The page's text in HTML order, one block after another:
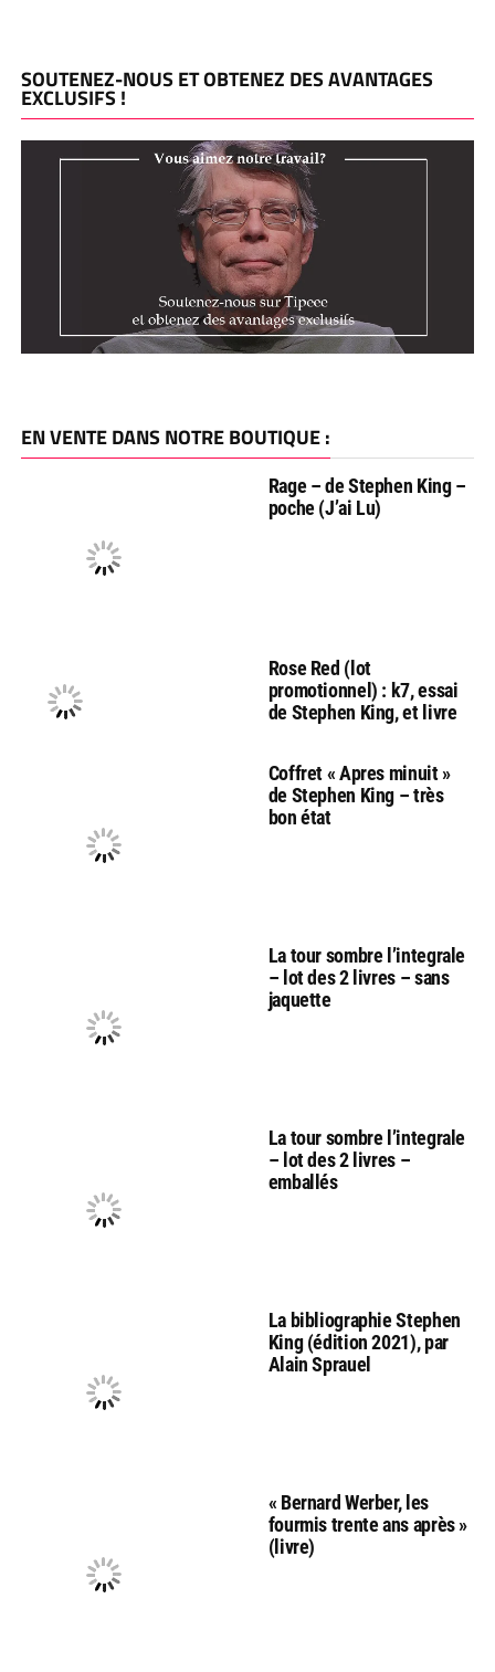
SOUTENEZ-NOUS ET OBTENEZ DES AVANTAGES
EXCLUSIFS !
EN VENTE DANS NOTRE BOUTIQUE :
Rage – de Stephen King –
poche (J’ai Lu)
Rose Red (lot
promotionnel) : k7, essai
de Stephen King, et livre
Coffret « Apres minuit »
de Stephen King – très
bon état
La tour sombre l’integrale
– lot des 2 livres – sans
jaquette
La tour sombre l’integrale
– lot des 2 livres –
emballés
La bibliographie Stephen
King (édition 2021), par
Alain Sprauel
« Bernard Werber, les
fourmis trente ans après »
(livre)